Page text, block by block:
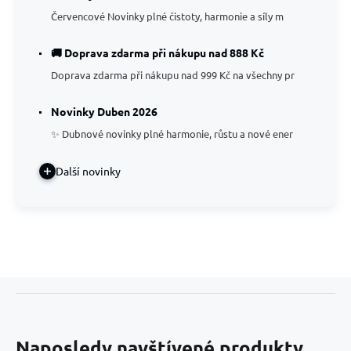
Červencové Novinky plné čistoty, harmonie a síly m
🚚 Doprava zdarma při nákupu nad 888 Kč
Doprava zdarma při nákupu nad 999 Kč na všechny pr
Novinky Duben 2026
✨ Dubnové novinky plné harmonie, růstu a nové ener
Další novinky